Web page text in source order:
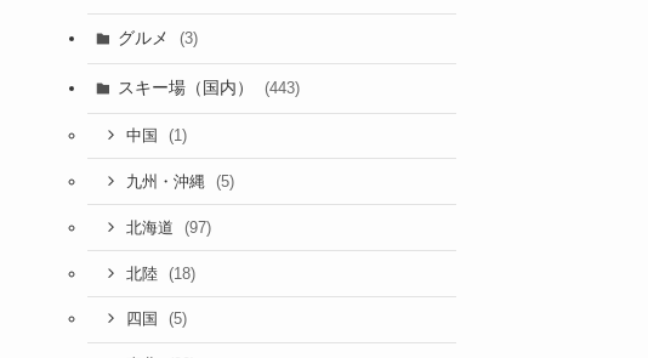
グルメ (3)
スキー場（国内） (443)
中国 (1)
九州・沖縄 (5)
北海道 (97)
北陸 (18)
四国 (5)